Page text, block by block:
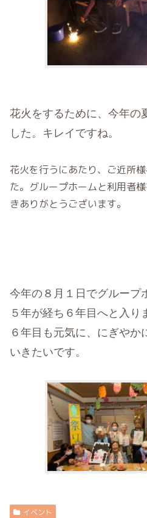
花火をするために、今年の
した。キレイですね。
花火を行うにあたり、ご近所
た。グループホームと利用者
きありがとうございます。
今年の８月１日でグループ
５年が経ち６年目へと入り
６年目も元気に、にぎやか
いきたいです。
イベント